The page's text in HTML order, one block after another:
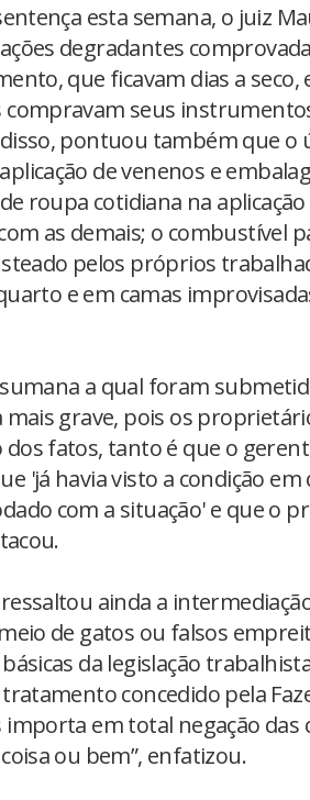
esta semana, o juiz
degradantes
que ficavam dias a
seus
pontuou também que o
de venenos e
roupa cotidiana na
as demais; o combustível
pelos próprios
e em camas
a qual foram
mais grave, pois os
fatos, tanto é que o
'já havia visto a condição
com a situação' e que o
ainda a
de gatos ou falsos
da legislação
tratamento concedido pela
em total negação das
ou bem”, enfatizou.